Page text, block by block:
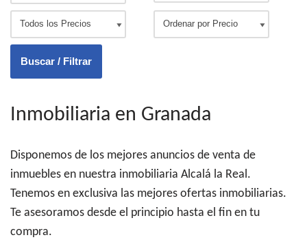
Inmobiliaria en Granada
Disponemos de los mejores anuncios de venta de
inmuebles en nuestra inmobiliaria Alcalá la Real.
Tenemos en exclusiva las mejores ofertas inmobiliarias.
Te asesoramos desde el principio hasta el fin en tu
compra.